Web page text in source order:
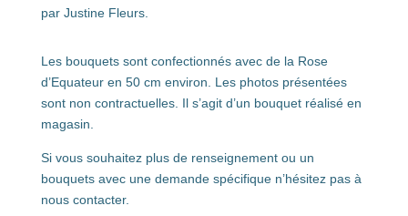
par Justine Fleurs.
Les bouquets sont confectionnés avec de la Rose
d’Equateur en 50 cm environ. Les photos présentées
sont non contractuelles. Il s’agit d’un bouquet réalisé en
magasin.
Si vous souhaitez plus de renseignement ou un
bouquets avec une demande spécifique n’hésitez pas à
nous contacter.